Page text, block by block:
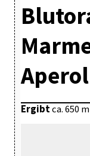
Aperol
Ergibtca. 650